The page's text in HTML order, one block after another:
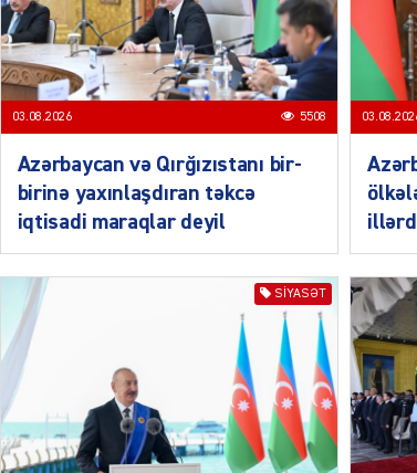
03.08.2026 5508
Azərbaycan və Qırğızıstanı bir-
birinə yaxınlaşdıran təkcə
iqtisadi maraqlar deyil
SIYASƏT